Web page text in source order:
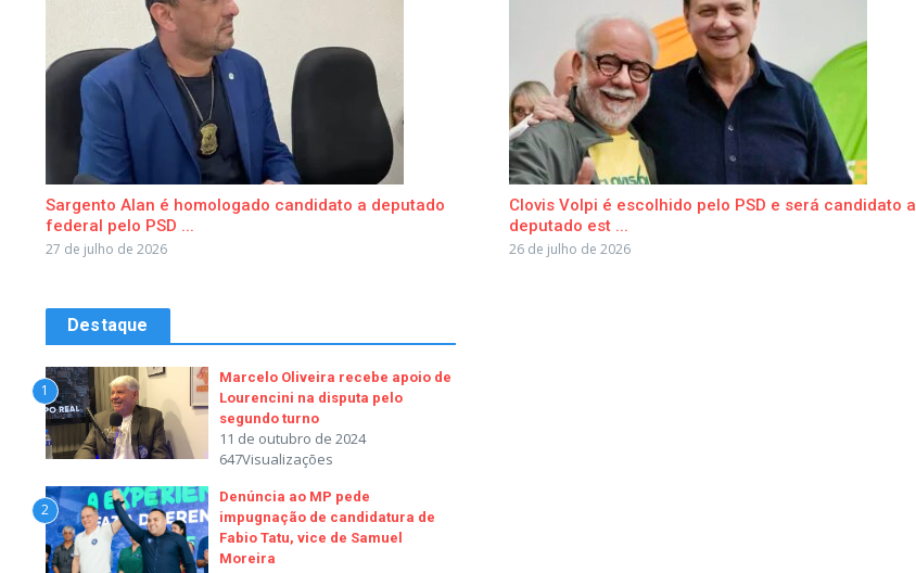
Sargento Alan é homologado candidato a deputado
federal pelo PSD ...
27 de julho de 2026
Clovis Volpi é escolhido pelo PSD e será candidato a
deputado est ...
26 de julho de 2026
Destaque
1
Marcelo Oliveira recebe apoio de
Lourencini na disputa pelo
segundo turno
11 de outubro de 2024
647Visualizações
2
Denúncia ao MP pede
impugnação de candidatura de
Fabio Tatu, vice de Samuel
Moreira